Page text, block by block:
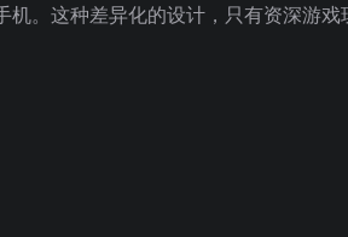
。这种差异化的设计，只有资深游戏